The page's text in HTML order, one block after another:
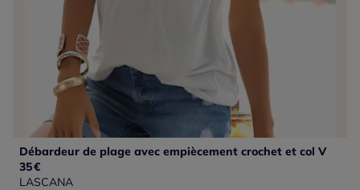
Débardeur de plage avec empiècement crochet et col V
35€
LASCANA